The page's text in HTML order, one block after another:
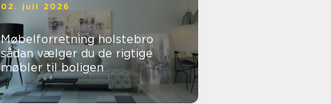
02. juli 2026
Møbelforretning holstebro
sådan vælger du de rigtige
møbler til boligen